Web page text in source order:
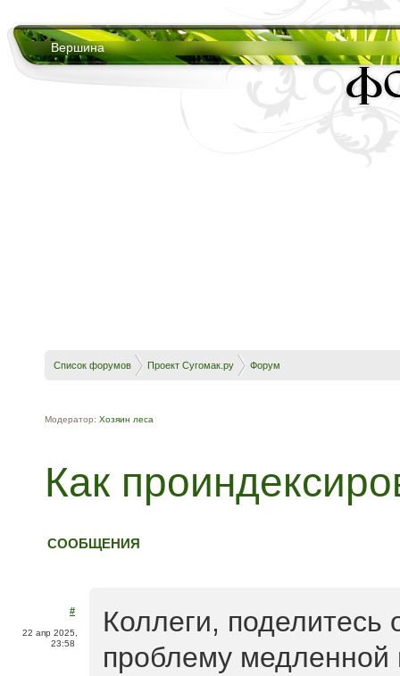
Вершина
Список форумов Проект Сугомак.ру Форум
Модератор: Хозяин леса
Как
СООБЩЕНИЯ
#
22 апр 2025,
23:58
Коллеги,
проблему медленной